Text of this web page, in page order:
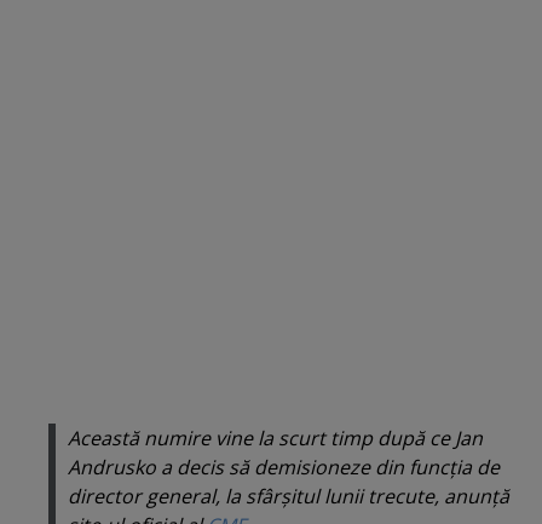
Această numire vine la scurt timp după ce Jan
Andrusko a decis să demisioneze din funcţia de
director general, la sfârşitul lunii trecute, anunţă